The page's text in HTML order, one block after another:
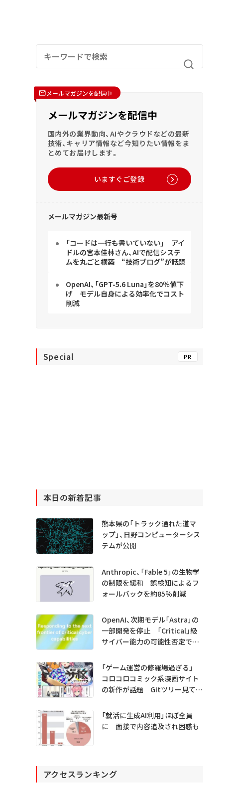
メールマガジンを配信中
メールマガジンを配信中
国内外の業界動向、AIやクラウドなどの最新
技術、キャリア情報など今知りたい情報をま
とめてお届けします。
いますぐご登録
メールマガジン最新号
「コードは一行も書いていない」 アイ
ドルの宮本佳林さん、AIで配信システ
ムを丸ごと構築 “技術ブログ”が話題
OpenAI、「GPT-5.6 Luna」を80％値下
げ モデル自身による効率化でコスト
削減
Special PR
本日の新着記事
熊本県の「トラック通れた道マ
ップ」、日野コンピューターシス
テムが公開
Anthropic、「Fable 5」の生物学
の制限を緩和 誤検知によるフ
ォールバックを約85％削減
OpenAI、次期モデル「Astra」の
一部開発を停止 「Critical」級
サイバー能力の可能性否定でき
「ゲーム運営の修羅場過ぎる」
コロコロコミック系漫画サイト
の新作が話題 Gitツリー見てガ
「就活に生成AI利用」ほぼ全員
に 面接で内容追及され困惑も
アクセスランキング